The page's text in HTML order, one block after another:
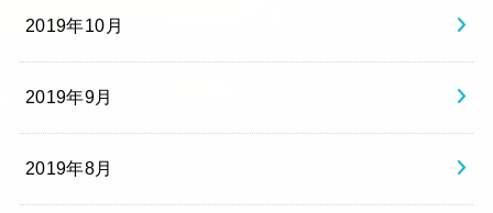
2019年10月
2019年9月
2019年8月